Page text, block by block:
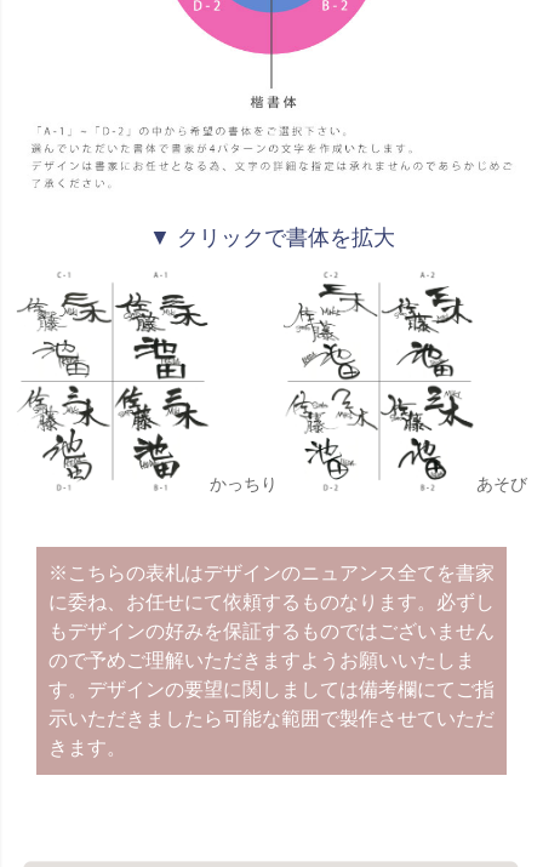
▼ クリックで書体を拡大
かっちり あそび
※こちらの表札はデザインのニュアンス全てを書家
に委ね、お任せにて依頼するものなります。必ずし
もデザインの好みを保証するものではございません
ので予めご理解いただきますようお願いいたしま
す。デザインの要望に関しましては備考欄にてご指
示いただきましたら可能な範囲で製作させていただ
きます。